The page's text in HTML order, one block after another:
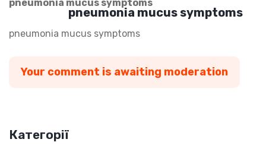
pneumonia mucus symptoms
pneumonia mucus symptoms
pneumonia mucus symptoms
Your comment is awaiting moderation
Категорії